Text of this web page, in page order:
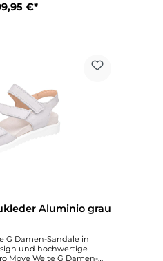
€*
Aluminio grau
G Damen-Sandale in
und hochwertige
Move Weite G Damen-